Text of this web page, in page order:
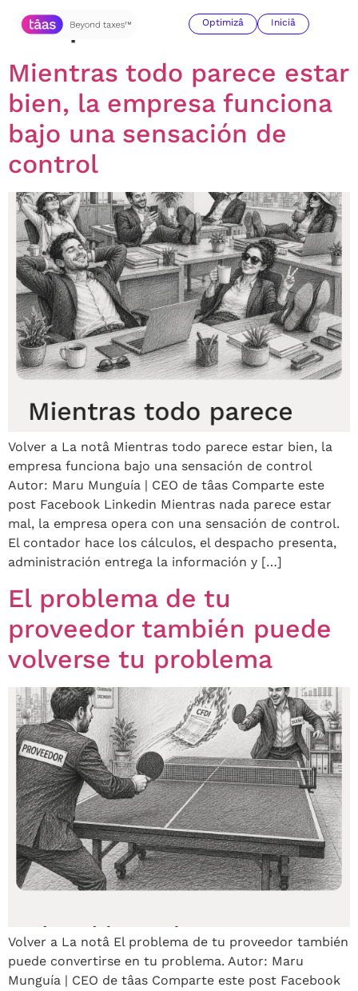
Iniciâ
Optimizâ
Etiqueta: SAT
Mientras todo parece estar
bien, la empresa funciona
bajo una sensación de
control
Volver a La notâ Mientras todo parece estar bien, la
empresa funciona bajo una sensación de control
Autor: Maru Munguía | CEO de tâas Comparte este
post Facebook Linkedin Mientras nada parece estar
mal, la empresa opera con una sensación de control.
El contador hace los cálculos, el despacho presenta,
administración entrega la información y […]
El problema de tu
proveedor también puede
volverse tu problema
Volver a La notâ El problema de tu proveedor también
puede convertirse en tu problema. Autor: Maru
Munguía | CEO de tâas Comparte este post Facebook